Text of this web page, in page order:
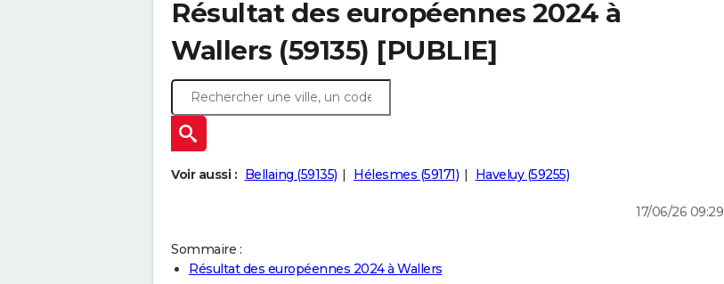
Résultat des européennes 2024 à
Wallers (59135) [PUBLIE]
Voir aussi : Bellaing (59135) Hélesmes (59171) Haveluy (59255)
17/06/26 09:29
Sommaire :
Résultat des européennes 2024 à Wallers